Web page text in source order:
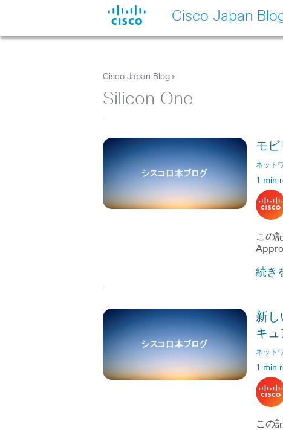
Cisco Japan
Cisco Japan Blog >
Silicon One
モビ
ネット
1 min
この
続き
新し
キ
ネット
1 min
この